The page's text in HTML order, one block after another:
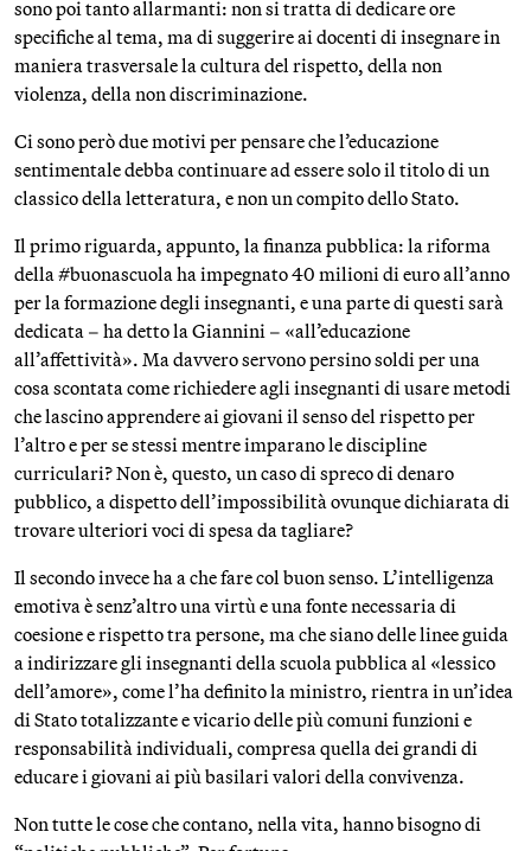
sono poi tanto allarmanti: non si tratta di dedicare ore
specifiche al tema, ma di suggerire ai docenti di insegnare in
maniera trasversale la cultura del rispetto, della non
violenza, della non discriminazione.
Ci sono però due motivi per pensare che l’educazione
sentimentale debba continuare ad essere solo il titolo di un
classico della letteratura, e non un compito dello Stato.
Il primo riguarda, appunto, la finanza pubblica: la riforma
della #buonascuola ha impegnato 40 milioni di euro all’anno
per la formazione degli insegnanti, e una parte di questi sarà
dedicata – ha detto la Giannini – «all’educazione
all’affettività». Ma davvero servono persino soldi per una
cosa scontata come richiedere agli insegnanti di usare metodi
che lascino apprendere ai giovani il senso del rispetto per
l’altro e per se stessi mentre imparano le discipline
curriculari? Non è, questo, un caso di spreco di denaro
pubblico, a dispetto dell’impossibilità ovunque dichiarata di
trovare ulteriori voci di spesa da tagliare?
Il secondo invece ha a che fare col buon senso. L’intelligenza
emotiva è senz’altro una virtù e una fonte necessaria di
coesione e rispetto tra persone, ma che siano delle linee guida
a indirizzare gli insegnanti della scuola pubblica al «lessico
dell’amore», come l’ha definito la ministro, rientra in un’idea
di Stato totalizzante e vicario delle più comuni funzioni e
responsabilità individuali, compresa quella dei grandi di
educare i giovani ai più basilari valori della convivenza.
Non tutte le cose che contano, nella vita, hanno bisogno di